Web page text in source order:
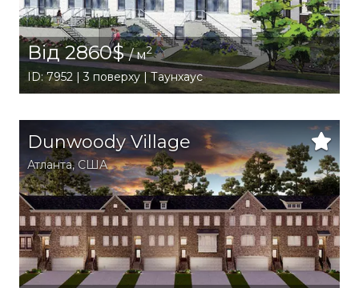
Від 2860$/ м2
ID: 7952 | 3 поверху | Таунхаус
Dunwoody Village
Атланта, США